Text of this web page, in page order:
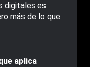
digitales es
más de lo que
aplica